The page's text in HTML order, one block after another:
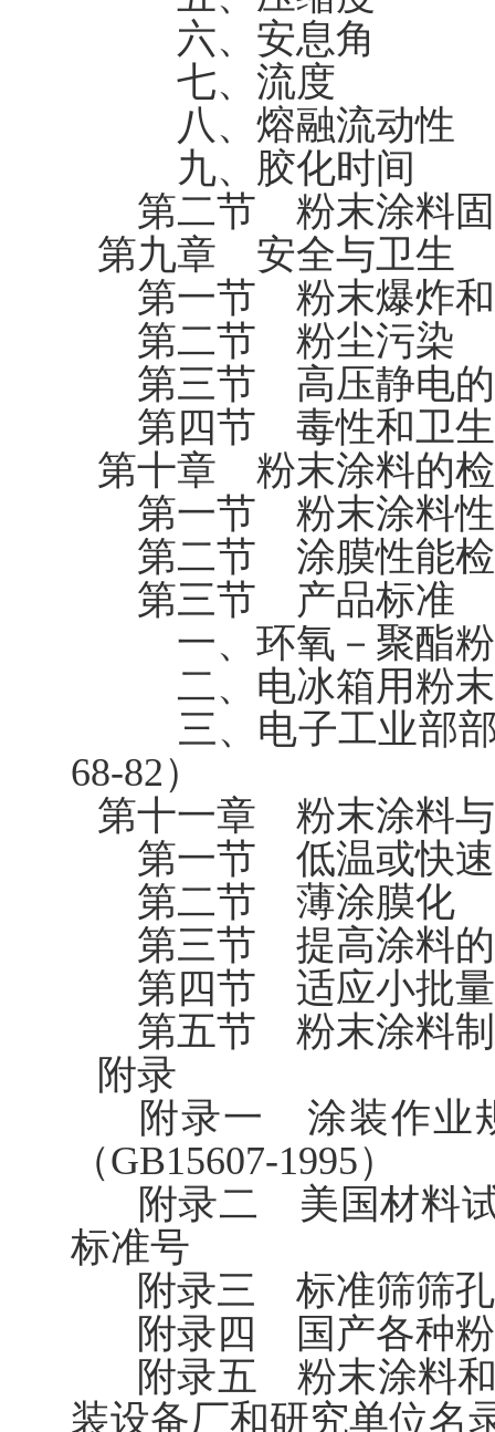
六、安息角
七、流度
八、熔融流动性
九、胶化时间
第二节 粉末涂料固
第九章 安全与卫生
第一节 粉末爆炸
第二节 粉尘污染
第三节 高压静电
第四节 毒性和卫生
第十章 粉末涂料的
第一节 粉末涂料性
第二节 涂膜性能
第三节 产品标准
一、环氧－聚酯粉
二、电冰箱用粉末
三、电子工业部部
68-82）
第十一章 粉末涂料
第一节 低温或快速
第二节 薄涂膜化
第三节 提高涂料的
第四节 适应小批量
第五节 粉末涂料制
附录
附录一 涂装作业
（GB15607-1995）
附录二 美国材料试
标准号
附录三 标准筛筛孔
附录四 国产各种粉
附录五 粉末涂料和
装设备厂和研究单位名